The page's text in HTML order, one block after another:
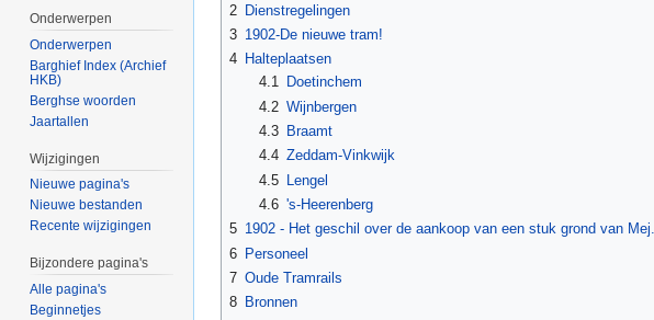
2 Dienstregelingen
3 1902-De nieuwe tram!
4 Halteplaatsen
4.1
Doetinchem
4.2 Wijnbergen
4.3
Braamt
4.4 Zeddam-Vinkwijk
4.5 Lengel
4.6 's-Heerenberg
5 1902 - Het geschil over de aankoop van een stuk grond van
6 Personeel
7 Oude Tramrails
8 Bronnen
Onderwerpen
Onderwerpen
Barghief Index (Archief
HKB)
Berghse woorden
Jaartallen
Wijzigingen
Nieuwe pagina's
Nieuwe bestanden
Recente wijzigingen
Bijzondere pagina's
Alle pagina's
Beginnetjes